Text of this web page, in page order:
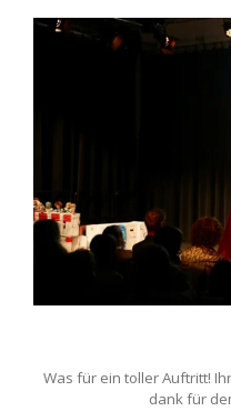
Was für ein toller Auftritt!
dank für